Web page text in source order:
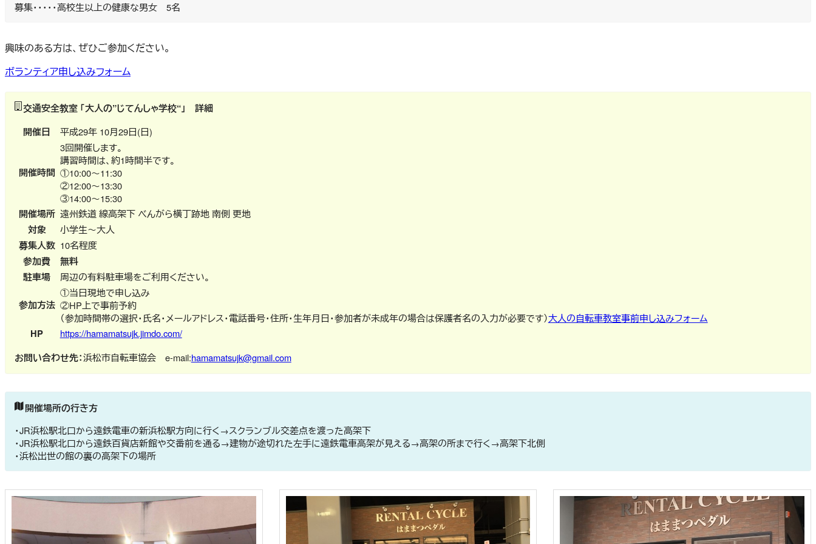
募集・・・・・高校生以上の健康な男女 5名
興味のある方は、ぜひご参加ください。
ボランティア申し込みフォーム
交通安全教室 「大人の”じてんしゃ学校“」 詳細
開催日
平成29年 10月29日(日)
開催時間
3回開催します。
講習時間は、約1時間半です。
①10:00～11:30
②12:00～13:30
③14:00～15:30
開催場所 遠州鉄道 線高架下 べんがら横丁跡地 南側 更地
対象 小学生～大人
募集人数 10名程度
参加費
無料
駐車場
周辺の有料駐車場をご利用ください。
参加方法
①当日現地で申し込み
②HP上で事前予約
（参加時間帯の選択・氏名・メールアドレス・電話番号・住所・生年月日・参加者が未成年の場合は保護者名の入力が必要です）大人の自転車教室事前申し込みフォーム
HP https://hamamatsujk.jimdo.com/
お問い合わせ先：浜松市自転車協会 e-mail:hamamatsujk@gmail.com
開催場所の行き方
・JR浜松駅北口から遠鉄電車の新浜松駅方向に行く→スクランブル交差点を渡った高架下
・JR浜松駅北口から遠鉄百貨店新館や交番前を通る→建物が途切れた左手に遠鉄電車高架が見える→高架の所まで行く→高架下北側
・浜松出世の館の裏の高架下の場所